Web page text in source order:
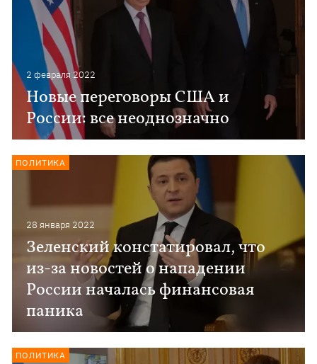
2 февраля 2022
Новые переговоры США и
России: все неоднозначно
28 января 2022
Зеленский констатировал, что
из-за новостей о нападении
России началась финансовая
паника
ПОЛИТИКА
ПОЛИТИКА